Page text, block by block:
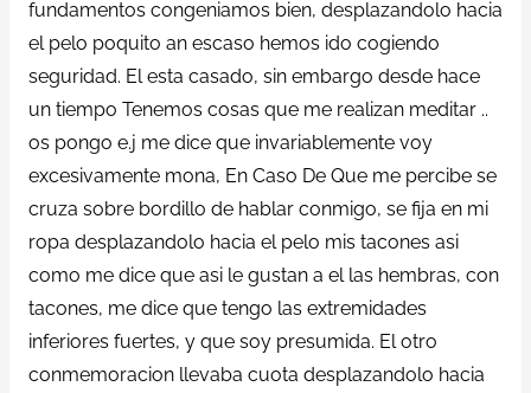
fundamentos congeniamos bien, desplazandolo hacia
el pelo poquito an escaso hemos ido cogiendo
seguridad. El esta casado, sin embargo desde hace
un tiempo Tenemos cosas que me realizan meditar ..
os pongo e.j me dice que invariablemente voy
excesivamente mona, En Caso De Que me percibe se
cruza sobre bordillo de hablar conmigo, se fija en mi
ropa desplazandolo hacia el pelo mis tacones asi
como me dice que asi le gustan a el las hembras, con
tacones, me dice que tengo las extremidades
inferiores fuertes, y que soy presumida. El otro
conmemoracion llevaba cuota desplazandolo hacia